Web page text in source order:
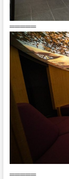
═════
═════